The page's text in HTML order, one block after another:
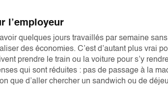
l’employeur
quelques jours travaillés par semaine
des économies. C’est d’autant plus vrai
prendre le train ou la voiture pour s’y
qui sont réduites : pas de passage à la
que d’aller chercher un sandwich ou de